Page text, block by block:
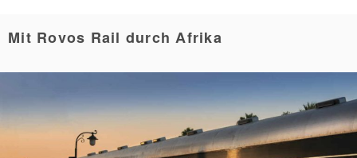
Mit Rovos Rail durch Afrika